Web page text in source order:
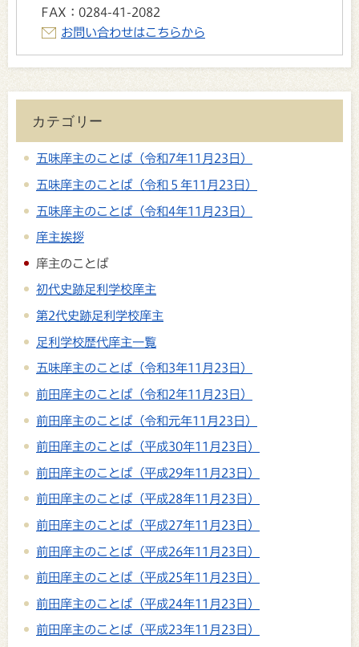
FAX： 0284-41-2082
お問い合わせはこちらから
カテゴリー
五味庠主のことば（令和7年11月23日）
五味庠主のことば（令和５年11月23日）
五味庠主のことば（令和4年11月23日）
庠主挨拶
庠主のことば
初代史跡足利学校庠主
第2代史跡足利学校庠主
足利学校歴代庠主一覧
五味庠主のことば（令和3年11月23日）
前田庠主のことば（令和2年11月23日）
前田庠主のことば（令和元年11月23日）
前田庠主のことば（平成30年11月23日）
前田庠主のことば（平成29年11月23日）
前田庠主のことば（平成28年11月23日）
前田庠主のことば（平成27年11月23日）
前田庠主のことば（平成26年11月23日）
前田庠主のことば（平成25年11月23日）
前田庠主のことば（平成24年11月23日）
前田庠主のことば（平成23年11月23日）